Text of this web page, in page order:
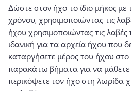
Δώστε στον ήχο το ίδιο μήκος με
χρόνου, χρησιμοποιώντας τις
ήχου χρησιμοποιώντας τις λαβές
ιδανική για τα αρχεία ήχου που
καταργήσετε μέρος του ήχου στο
παρακάτω βήματα για να μάθετε
περικόψετε τον ήχο στη λωρίδα